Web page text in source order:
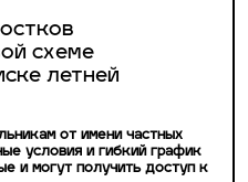
схеме
летней
от имени частных
условия и гибкий график
и могут получить доступ к